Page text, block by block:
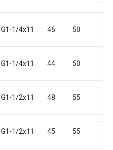
G1-1/4x11 46 50
G1-1/4x11 44 50
G1-1/2x11 48 55
G1-1/2x11 45 55